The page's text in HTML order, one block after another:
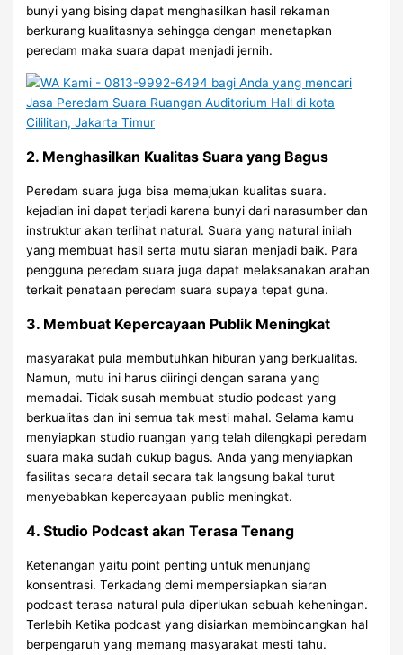
bunyi yang bising dapat menghasilkan hasil rekaman
berkurang kualitasnya sehingga dengan menetapkan
peredam maka suara dapat menjadi jernih.
2. Menghasilkan Kualitas Suara yang Bagus
Peredam suara juga bisa memajukan kualitas suara.
kejadian ini dapat terjadi karena bunyi dari narasumber dan
instruktur akan terlihat natural. Suara yang natural inilah
yang membuat hasil serta mutu siaran menjadi baik. Para
pengguna peredam suara juga dapat melaksanakan arahan
terkait penataan peredam suara supaya tepat guna.
3. Membuat Kepercayaan Publik Meningkat
masyarakat pula membutuhkan hiburan yang berkualitas.
Namun, mutu ini harus diiringi dengan sarana yang
memadai. Tidak susah membuat studio podcast yang
berkualitas dan ini semua tak mesti mahal. Selama kamu
menyiapkan studio ruangan yang telah dilengkapi peredam
suara maka sudah cukup bagus. Anda yang menyiapkan
fasilitas secara detail secara tak langsung bakal turut
menyebabkan kepercayaan public meningkat.
4. Studio Podcast akan Terasa Tenang
Ketenangan yaitu point penting untuk menunjang
konsentrasi. Terkadang demi mempersiapkan siaran
podcast terasa natural pula diperlukan sebuah keheningan.
Terlebih Ketika podcast yang disiarkan membincangkan hal
berpengaruh yang memang masyarakat mesti tahu.